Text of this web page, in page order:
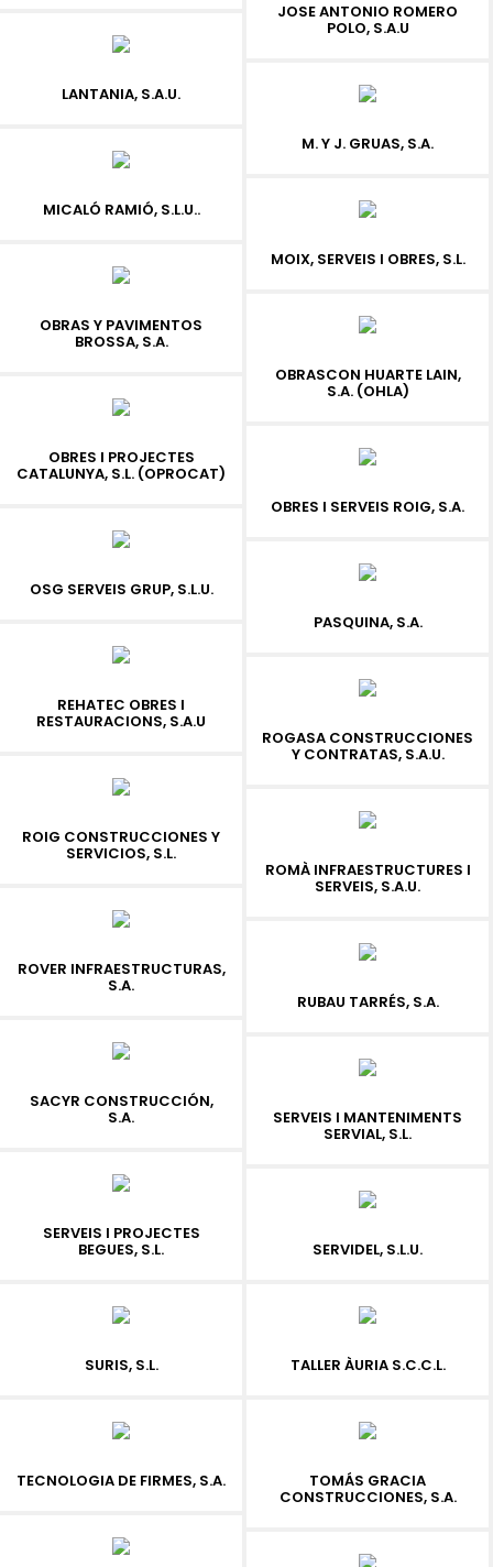
JOSE ANTONIO ROMERO
POLO, S.A.U
LANTANIA, S.A.U.
M. Y J. GRUAS, S.A.
MICALÓ RAMIÓ, S.L.U..
MOIX, SERVEIS I OBRES, S.L.
OBRAS Y PAVIMENTOS
BROSSA, S.A.
OBRASCON HUARTE LAIN,
S.A. (OHLA)
OBRES I PROJECTES
CATALUNYA, S.L. (OPROCAT)
OBRES I SERVEIS ROIG, S.A.
OSG SERVEIS GRUP, S.L.U.
PASQUINA, S.A.
REHATEC OBRES I
RESTAURACIONS, S.A.U
ROGASA CONSTRUCCIONES
Y CONTRATAS, S.A.U.
ROIG CONSTRUCCIONES Y
SERVICIOS, S.L.
ROMÀ INFRAESTRUCTURES I
SERVEIS, S.A.U.
ROVER INFRAESTRUCTURAS,
S.A.
RUBAU TARRÉS, S.A.
SACYR CONSTRUCCIÓN,
S.A. SERVEIS I MANTENIMENTS
SERVIAL, S.L.
SERVEIS I PROJECTES
BEGUES, S.L. SERVIDEL, S.L.U.
SURIS, S.L. TALLER ÀURIA S.C.C.L.
TECNOLOGIA DE FIRMES, S.A. TOMÁS GRACIA
CONSTRUCCIONES, S.A.